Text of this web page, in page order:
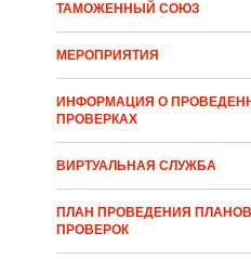
ТАМОЖЕННЫЙ СОЮЗ
МЕРОПРИЯТИЯ
ИНФОРМАЦИЯ О
ПРОВЕРКАХ
ВИРТУАЛЬНАЯ СЛУЖБА
ПЛАН ПРОВЕДЕНИЯ
ПРОВЕРОК